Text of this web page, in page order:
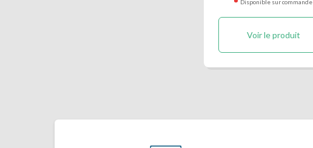
Disponible sur commande
Voir le produit